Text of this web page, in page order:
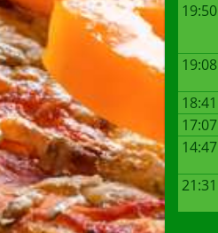
19:50
19:08
18:41
17:07
14:47
21:31